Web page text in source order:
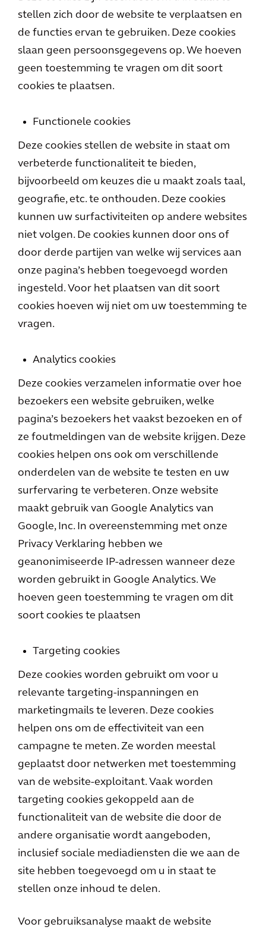
stellen zich door de website te verplaatsen en
de functies ervan te gebruiken. Deze cookies
slaan geen persoonsgegevens op. We hoeven
geen toestemming te vragen om dit soort
cookies te plaatsen.
Functionele cookies
Deze cookies stellen de website in staat om
verbeterde functionaliteit te bieden,
bijvoorbeeld om keuzes die u maakt zoals taal,
geografie, etc. te onthouden. Deze cookies
kunnen uw surfactiviteiten op andere websites
niet volgen. De cookies kunnen door ons of
door derde partijen van welke wij services aan
onze pagina’s hebben toegevoegd worden
ingesteld. Voor het plaatsen van dit soort
cookies hoeven wij niet om uw toestemming te
vragen.
Analytics cookies
Deze cookies verzamelen informatie over hoe
bezoekers een website gebruiken, welke
pagina’s bezoekers het vaakst bezoeken en of
ze foutmeldingen van de website krijgen. Deze
cookies helpen ons ook om verschillende
onderdelen van de website te testen en uw
surfervaring te verbeteren. Onze website
maakt gebruik van Google Analytics van
Google, Inc. In overeenstemming met onze
Privacy Verklaring hebben we
geanonimiseerde IP-adressen wanneer deze
worden gebruikt in Google Analytics. We
hoeven geen toestemming te vragen om dit
soort cookies te plaatsen
Targeting cookies
Deze cookies worden gebruikt om voor u
relevante targeting-inspanningen en
marketingmails te leveren. Deze cookies
helpen ons om de effectiviteit van een
campagne te meten. Ze worden meestal
geplaatst door netwerken met toestemming
van de website-exploitant. Vaak worden
targeting cookies gekoppeld aan de
functionaliteit van de website die door de
andere organisatie wordt aangeboden,
inclusief sociale mediadiensten die we aan de
site hebben toegevoegd om u in staat te
stellen onze inhoud te delen.
Voor gebruiksanalyse maakt de website